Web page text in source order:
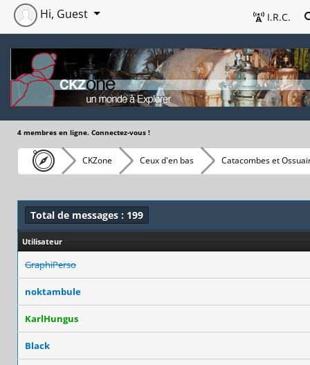
I.R.C.
Hi, Guest
4 membres en ligne. Connectez-vous !
CKZone Ceux d'en bas Catacombes et
Total de messages : 199
Utilisateur
GraphiPerso
noktambule
KarlHungus
Black